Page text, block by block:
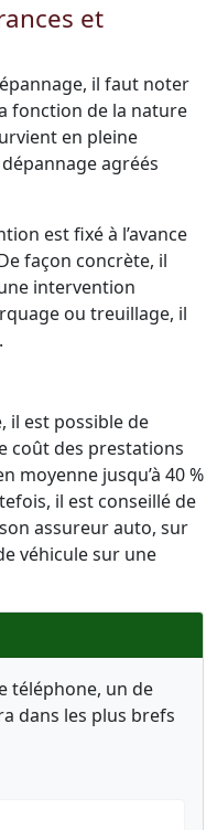
et
il faut noter
fonction de la nature
en pleine
agréés
est fixé à l’avance
façon concrète, il
intervention
ou treuillage, il
il est possible de
coût des prestations
moyenne jusqu’à 40 %
il est conseillé de
assureur auto, sur
véhicule sur une
téléphone, un de
dans les plus brefs